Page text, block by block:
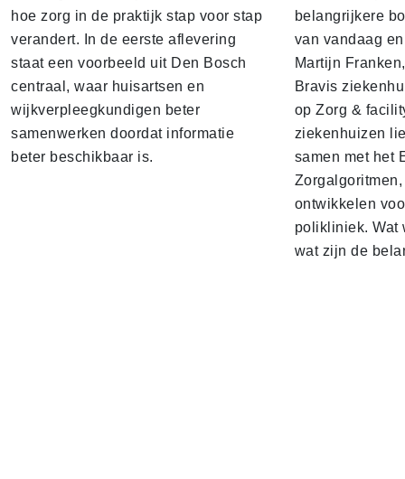
hoe zorg in de praktijk stap voor stap
verandert. In de eerste aflevering
staat een voorbeeld uit Den Bosch
centraal, waar huisartsen en
wijkverpleegkundigen beter
samenwerken doordat informatie
beter beschikbaar is.
belangrijkere
van vandaag
Martijn
Bravis
op Zorg &
ziekenhuizen
samen met het
ontwikkelen
polikliniek. Wat
wat zijn de